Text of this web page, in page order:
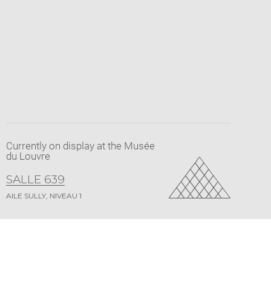
Currently on display at the Musée
du Louvre
SALLE 639
AILE SULLY, NIVEAU 1